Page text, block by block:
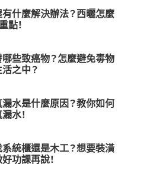
什麼解決辦法？西曬怎麼
點！
些致癌物？怎麼避免毒物
之中？
水是什麼原因？教你如何
水！
統櫃還是木工？想要裝潢
功課再說！